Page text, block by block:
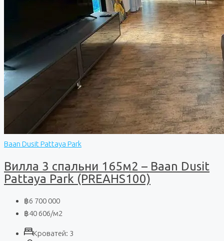
Baan Dusit Pattaya Park
Вилла 3 спальни 165м2 – Baan Dusit
Pattaya Park (PREAHS100)
฿6 700 000
฿40 606/м2
Кроватей: 3